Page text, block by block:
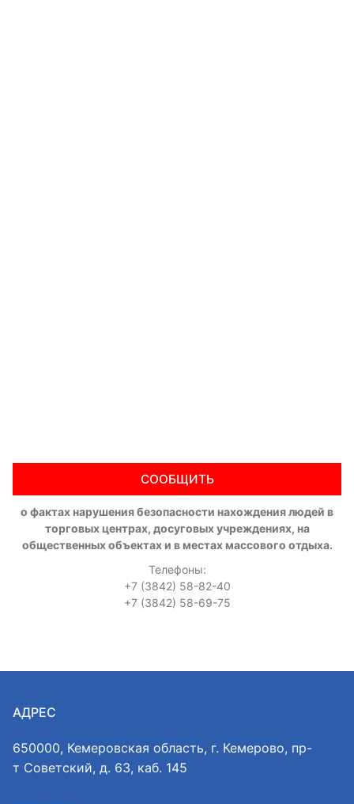
СООБЩИТЬ
о фактах нарушения безопасности нахождения людей в
торговых центрах, досуговых учреждениях, на
общественных объектах и в местах массового отдыха.
Телефоны:
+7 (3842) 58-82-40
+7 (3842) 58-69-75
АДРЕС
650000, Кемеровская область, г. Кемерово, пр-
т Советский, д. 63, каб. 145